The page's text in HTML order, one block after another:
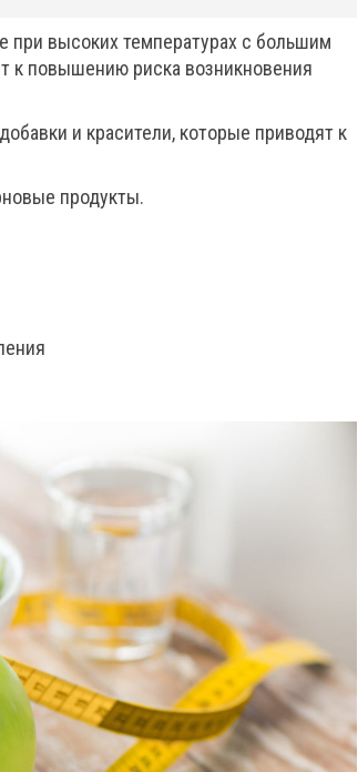
высоких температурах с большим
к повышению риска возникновения
и красители, которые приводят к
продукты.